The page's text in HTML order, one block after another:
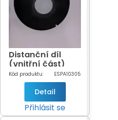
Distanční díl
(vnitřní část)
čerpadla Niper,
NOX 25
Kód produktu: ESPA10305
Detail
Přihlásit se